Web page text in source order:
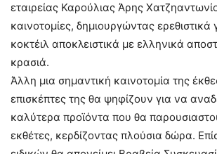
εταιρείας Καρούλιας Άρης
καινοτομίες, δημιουργώντας
κοκτέιλ αποκλειστικά με ελληνικά
κρασιά.
Άλλη μια σημαντική καινοτομία της
επισκέπτες της θα ψηφίζουν για να
καλύτερα προϊόντα που θα
εκθέτες, κερδίζοντας πλούσια δώρα.